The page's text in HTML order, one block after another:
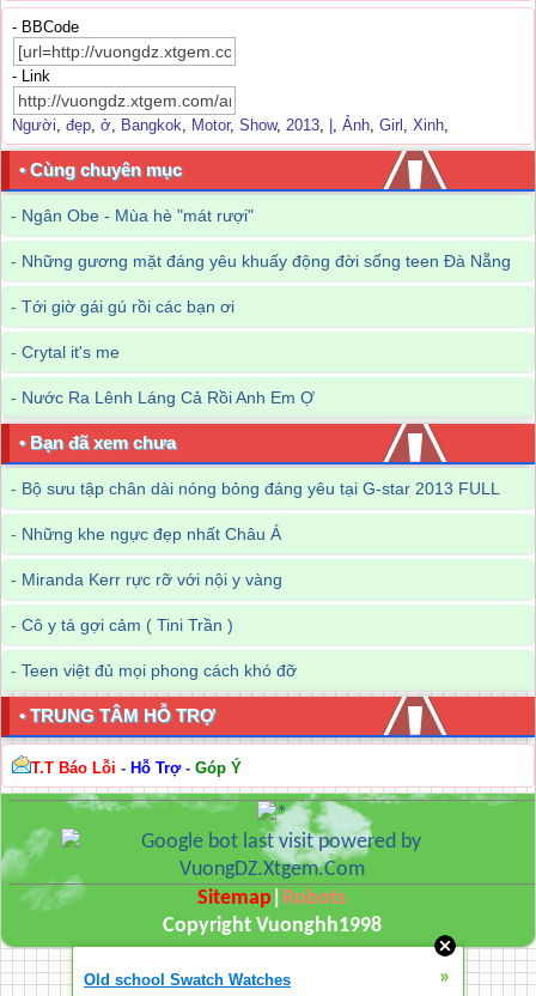
- BBCode
- Link
Người, đẹp, ở, Bangkok, Motor, Show, 2013, , Ảnh, Girl , Xinh,
• Cùng chuyên mục
- Ngân Obe - Mùa hè "mát rượi"
- Những gương mặt đáng yêu khuấy động đời sống teen Đà Nẵng
- Tới giờ gái gú rồi các bạn ơi
- Crytal it's me
- Nước Ra Lênh Láng Cả Rồi Anh Em Ợ
• Bạn đã xem chưa
- Bộ sưu tập chân dài nóng bỏng đáng yêu tại G-star 2013 FULL
- Những khe ngực đẹp nhất Châu Á
- Miranda Kerr rực rỡ với nội y vàng
- Cô y tá gợi cảm ( Tini Trần )
- Teen việt đủ mọi phong cách khó đỡ
• TRUNG TÂM HỖ TRỢ
T.T Báo Lỗi - Hỗ Trợ- Góp Ý
Sitemap Robots
Copyright Vuonghh1998
Old school Swatch Watches »